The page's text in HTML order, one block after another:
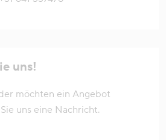
uns!
möchten ein Angebot
uns eine Nachricht.